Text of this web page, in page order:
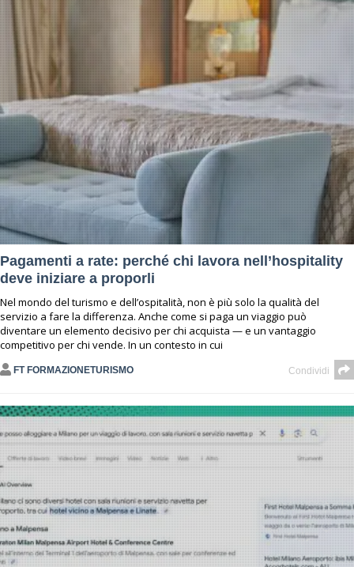
Pagamenti a rate: perché chi lavora nell’hospitality
deve iniziare a proporli
Nel mondo del turismo e dell’ospitalità, non è più solo la qualità del
servizio a fare la differenza. Anche come si paga un viaggio può
diventare un elemento decisivo per chi acquista — e un vantaggio
competitivo per chi vende. In un contesto in cui
FT FORMAZIONETURISMO Condividi